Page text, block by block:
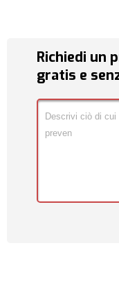
Richiedi un
gratis e